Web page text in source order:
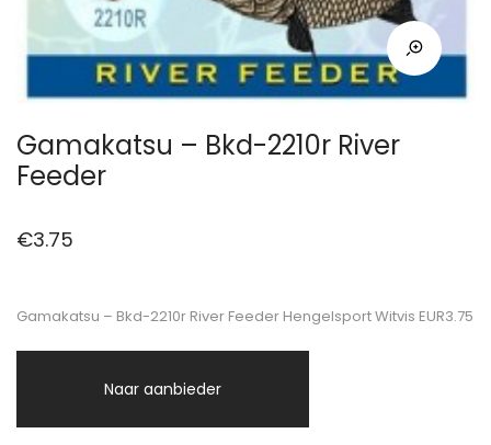
Gamakatsu – Bkd-2210r River
Feeder
€3.75
Gamakatsu – Bkd-2210r River Feeder Hengelsport Witvis EUR3.75
Naar aanbieder